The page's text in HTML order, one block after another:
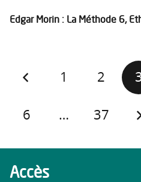
Edgar Morin : La Méthode 6,
1 2
6 … 37
Accès